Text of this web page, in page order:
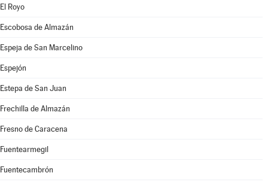
El Royo
Escobosa de Almazán
Espeja de San Marcelino
Espejón
Estepa de San Juan
Frechilla de Almazán
Fresno de Caracena
Fuentearmegil
Fuentecambrón